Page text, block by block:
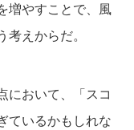
増やすことで、風
えからだ。
において、「スコ
ているかもしれな